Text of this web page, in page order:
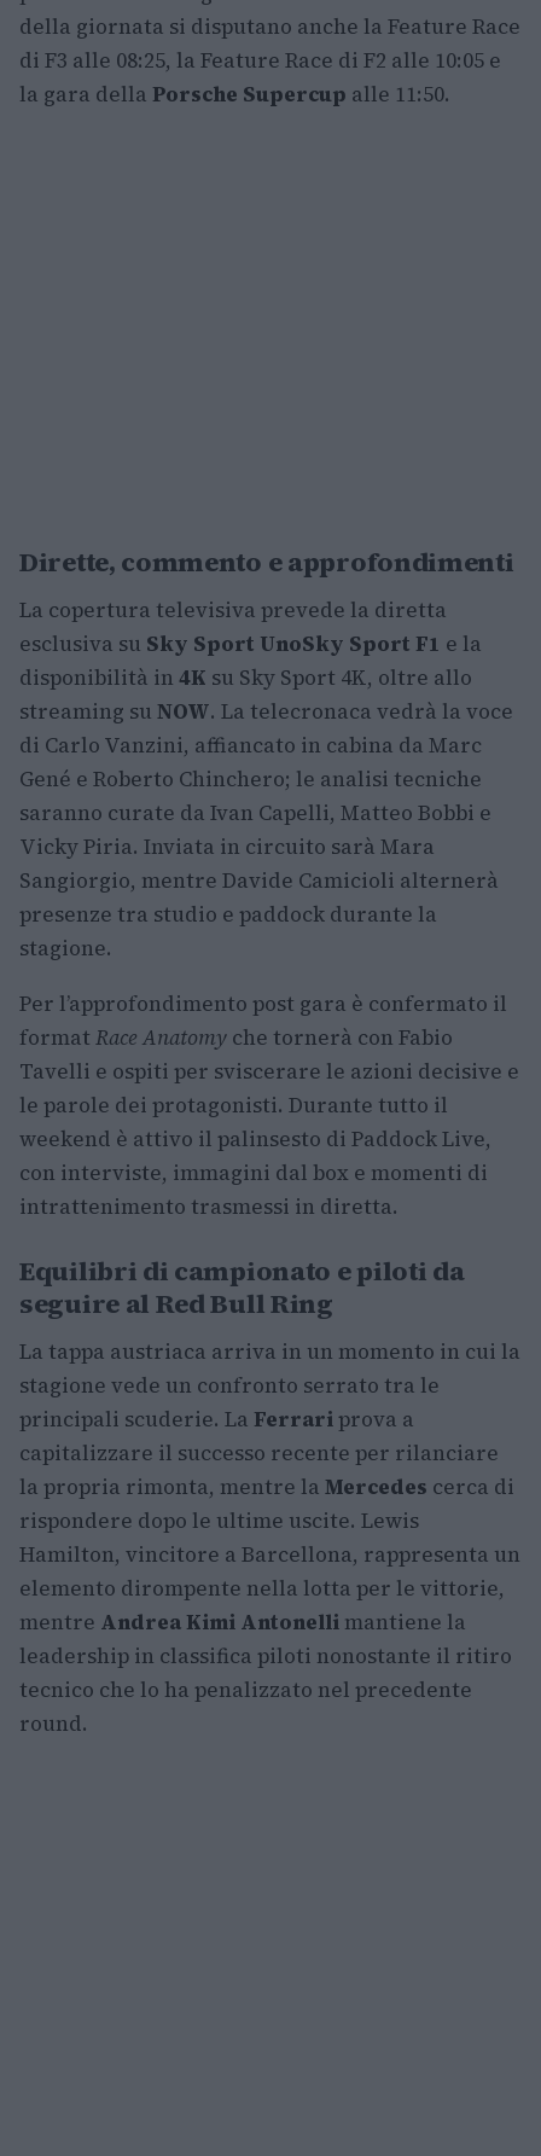
della giornata si disputano anche la Feature Race
di F3 alle 08:25, la Feature Race di F2 alle 10:05 e
la gara della Porsche Supercup alle 11:50.
Dirette, commento e approfondimenti
La copertura televisiva prevede la diretta
esclusiva su Sky Sport UnoSky Sport F1 e la
disponibilità in 4K su Sky Sport 4K, oltre allo
streaming su NOW. La telecronaca vedrà la voce
di Carlo Vanzini, affiancato in cabina da Marc
Gené e Roberto Chinchero; le analisi tecniche
saranno curate da Ivan Capelli, Matteo Bobbi e
Vicky Piria. Inviata in circuito sarà Mara
Sangiorgio, mentre Davide Camicioli alternerà
presenze tra studio e paddock durante la
stagione.
Per l’approfondimento post gara è confermato il
format Race Anatomy che tornerà con Fabio
Tavelli e ospiti per sviscerare le azioni decisive e
le parole dei protagonisti. Durante tutto il
weekend è attivo il palinsesto di Paddock Live,
con interviste, immagini dal box e momenti di
intrattenimento trasmessi in diretta.
Equilibri di campionato e piloti da
seguire al Red Bull Ring
La tappa austriaca arriva in un momento in cui la
stagione vede un confronto serrato tra le
principali scuderie. La Ferrariprova a
capitalizzare il successo recente per rilanciare
la propria rimonta, mentre la Mercedes cerca di
rispondere dopo le ultime uscite. Lewis
Hamilton, vincitore a Barcellona, rappresenta un
elemento dirompente nella lotta per le vittorie,
mentre Andrea Kimi Antonelli mantiene la
leadership in classifica piloti nonostante il ritiro
tecnico che lo ha penalizzato nel precedente
round.